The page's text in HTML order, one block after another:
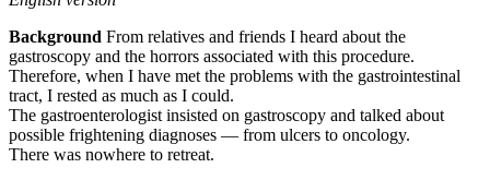
Background From relatives and friends I heard about the
gastroscopy and the horrors associated with this procedure.
Therefore, when I have met the problems with the gastrointestinal
tract, I rested as much as I could.
The gastroenterologist insisted on gastroscopy and talked about
possible frightening diagnoses — from ulcers to oncology.
There was nowhere to retreat.